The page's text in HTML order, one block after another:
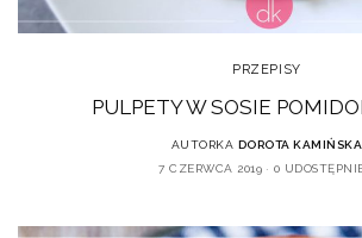
PRZEPISY
PULPETY W SOSIE
AUTORKA DOROTA KAMIŃSKA
7 CZERWCA 2019
0